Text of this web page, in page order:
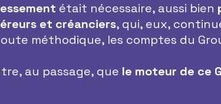
était nécessaire, aussi bien
et créanciers, qui, eux,
méthodique, les comptes du
au passage, que le moteur de ce